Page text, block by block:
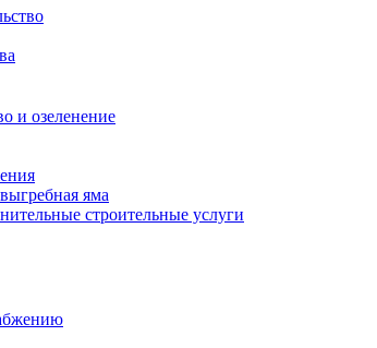
и озеленение
яма
строительные услуги